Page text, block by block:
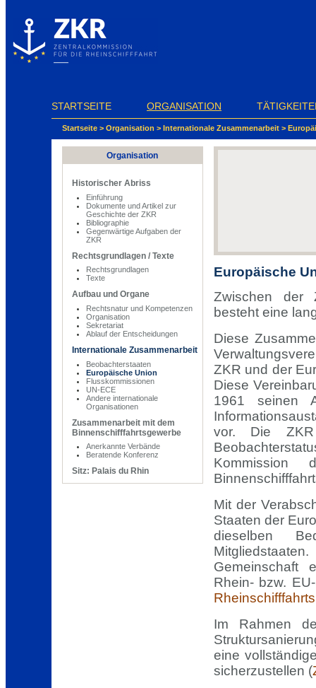
STARTSEITE ORGANISATION
Startseite > Organisation > Internationale Zusammenarbeit >
Organisation
Historischer Abriss
Einführung
Dokumente und Artikel zur
Geschichte der ZKR
Bibliographie
Gegenwärtige Aufgaben der
ZKR
Rechtsgrundlagen / Texte
Rechtsgrundlagen
Texte
Aufbau und Organe
Rechtsnatur und Kompetenzen
Organisation
Sekretariat
Ablauf der Entscheidungen
Internationale Zusammenarbeit
Beobachterstaaten
Europäische Union
Flusskommissionen
UN-ECE
Andere internationale
Organisationen
Zusammenarbeit mit dem
Binnenschifffahrtsgewerbe
Anerkannte Verbände
Beratende Konferenz
Sitz: Palais du Rhin
Europäische
Zwischen der
besteht eine
Diese
ZKR und der
Diese
1961 seinen
vor. Die ZKR
Mit der
Staaten der
dieselben
Gemeinschaft
Rhein- bzw.
Im Rahmen
eine
sicherzustellen (